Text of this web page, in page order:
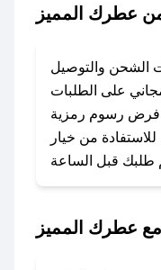
بسهولة على
البريد الإلكتروني
لإضافته بسرعة.
### كيفية استخدام كود خصم عطرك المميز؟
1. انسخ كود الخصم من تطبيق صحصح.
2. الصقه في خانة الدفع عند التسوق من عطرك
عطرك المميز
الشحن والتوصيل
على الطلبات
فرض رسوم رمزية
من خيار
مع عطرك المميز